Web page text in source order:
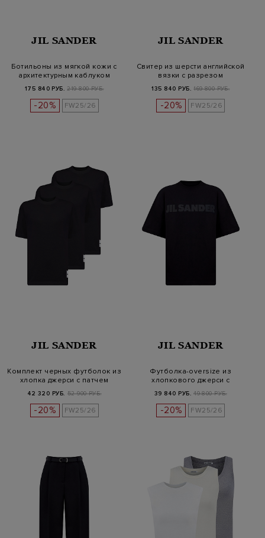
JIL SANDER
Ботильоны из мягкой кожи с
архитектурным каблуком
175 840 РУБ. 219 800 РУБ.
-20% FW25/26
JIL SANDER
Свитер из шерсти английской
вязки с разрезом
135 840 РУБ. 169 800 РУБ.
-20% FW25/26
JIL SANDER
Комплект черных футболок из
хлопка джерси с патчем
42 320 РУБ. 52 900 РУБ.
-20% FW25/26
JIL SANDER
Футболка-oversize из
хлопкового джерси с
39 840 РУБ. 49 800 РУБ.
-20% FW25/26